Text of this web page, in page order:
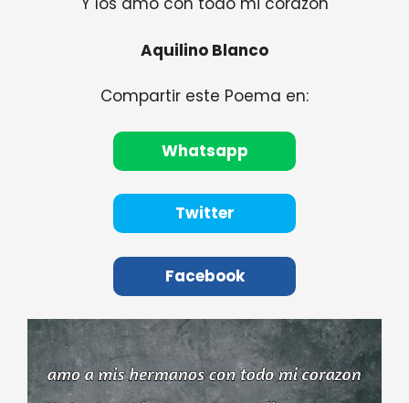
Aquilino Blanco
Compartir este Poema en:
Whatsapp
Twitter
Facebook